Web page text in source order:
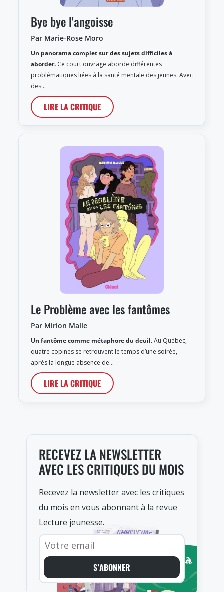
Bye bye l'angoisse
Par Marie-Rose Moro
Un panorama complet sur des sujets difficiles à
aborder. Ce court ouvrage aborde différentes
problématiques liées à la santé mentale des jeunes. Avec
des…
LIRE LA CRITIQUE
Le Problème avec les fantômes
Par Mirion Malle
Un fantôme comme métaphore du deuil.Au Québec,
quatre copines se retrouvent le temps d’une soirée,
après la longue absence de…
LIRE LA CRITIQUE
RECEVEZ LA NEWSLETTER
AVEC LES CRITIQUES DU MOIS
Recevez la newsletter avec les critiques
du mois en vous abonnant à la revue
Lecture jeunesse.
S’ABONNER